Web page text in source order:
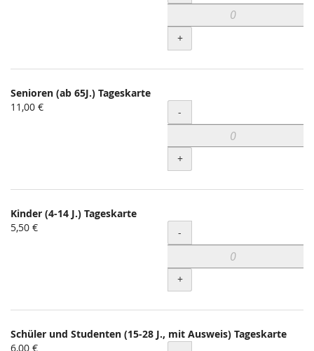
+
Senioren (ab 65J.) Tageskarte
11,00 €
Menge
-
+
Kinder (4-14 J.) Tageskarte
5,50 €
Menge
-
+
Schüler und Studenten (15-28 J., mit Ausweis) Tageskarte
6,00 €